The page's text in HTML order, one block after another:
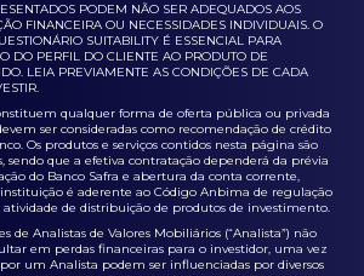
PODEM NÃO SER ADEQUADOS AOS
FINANCEIRA OU NECESSIDADES INDIVIDUAIS. O
SUITABILITY É ESSENCIAL PARA
DO PERFIL DO CLIENTE AO PRODUTO DE
LEIA PREVIAMENTE AS CONDIÇÕES DE CADA
qualquer forma de oferta pública ou privada
ser consideradas como recomendação de crédito
Os produtos e serviços contidos nesta página são
que a efetiva contratação dependerá da prévia
do Banco Safra e abertura da conta corrente,
é aderente ao Código Anbima de regulação
de distribuição de produtos de investimento.
de Analistas de Valores Mobiliários (“Analista”) não
em perdas financeiras para o investidor, uma vez
um Analista podem ser influenciadas por diversos